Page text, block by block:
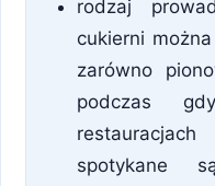
rodzaj
cukierni
zarówno
podczas
spotykane